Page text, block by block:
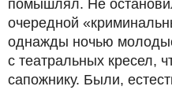
помышлял. Не
очередной
однажды ночью
с театральных кресел,
сапожнику. Были,